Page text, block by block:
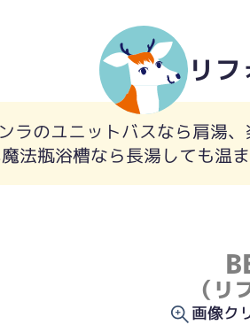
リ
ラのユニットバスなら肩湯
法瓶浴槽なら長湯しても温ま
（リ
画像ク
冷たく、お掃除も大変でした